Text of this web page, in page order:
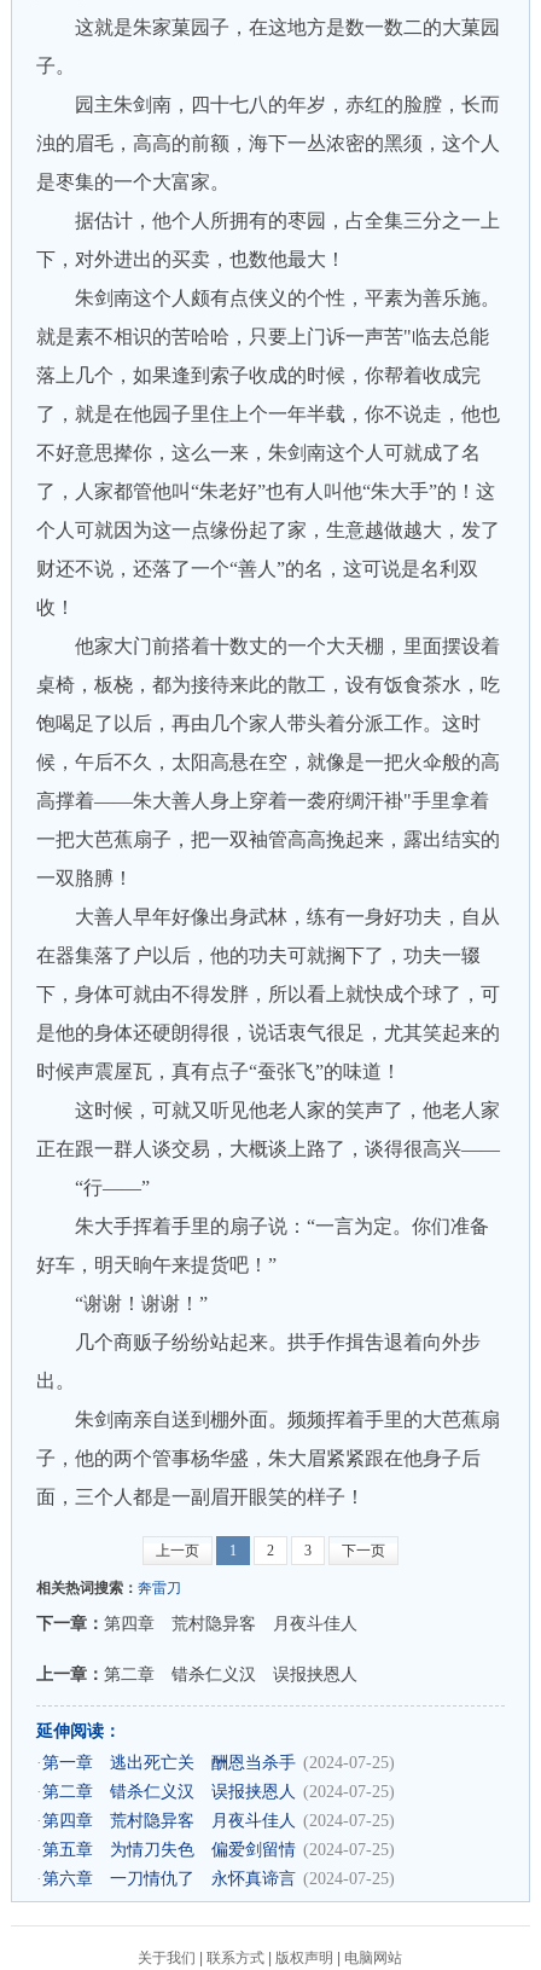
这就是朱家菓园子，在这地方是数一数二的大菓园
子。
园主朱剑南，四十七八的年岁，赤红的脸膛，长而
浊的眉毛，高高的前额，海下一丛浓密的黑须，这个人
是枣集的一个大富家。
据估计，他个人所拥有的枣园，占全集三分之一上
下，对外进出的买卖，也数他最大！
朱剑南这个人颇有点侠义的个性，平素为善乐施。
就是素不相识的苦哈哈，只要上门诉一声苦"临去总能
落上几个，如果逢到索子收成的时候，你帮着收成完
了，就是在他园子里住上个一年半载，你不说走，他也
不好意思撵你，这么一来，朱剑南这个人可就成了名
了，人家都管他叫“朱老好”也有人叫他“朱大手”的！这
个人可就因为这一点缘份起了家，生意越做越大，发了
财还不说，还落了一个“善人”的名，这可说是名利双
收！
他家大门前搭着十数丈的一个大天棚，里面摆设着
桌椅，板桡，都为接待来此的散工，设有饭食茶水，吃
饱喝足了以后，再由几个家人带头着分派工作。这时
候，午后不久，太阳高悬在空，就像是一把火伞般的高
高撑着——朱大善人身上穿着一袭府绸汗褂"手里拿着
一把大芭蕉扇子，把一双袖管高高挽起来，露出结实的
一双胳膊！
大善人早年好像出身武林，练有一身好功夫，自从
在器集落了户以后，他的功夫可就搁下了，功夫一辍
下，身体可就由不得发胖，所以看上就快成个球了，可
是他的身体还硬朗得很，说话衷气很足，尤其笑起来的
时候声震屋瓦，真有点子“蚕张飞”的味道！
这时候，可就又听见他老人家的笑声了，他老人家
正在跟一群人谈交易，大概谈上路了，谈得很高兴——
“行——”
朱大手挥着手里的扇子说：“一言为定。你们准备
好车，明天晌午来提货吧！”
“谢谢！谢谢！”
几个商贩子纷纷站起来。拱手作揖吿退着向外步
出。
朱剑南亲自送到棚外面。频频挥着手里的大芭蕉扇
子，他的两个管事杨华盛，朱大眉紧紧跟在他身子后
面，三个人都是一副眉开眼笑的样子！
上一页 1 2 3 下一页
相关热词搜索： 奔雷刀
下一章： 第四章 荒村隐异客 月夜斗佳人
上一章： 第二章 错杀仁义汉 误报挟恩人
延伸阅读：
·第一章 逃出死亡关 酬恩当杀手 (2024-07-25)
·第二章 错杀仁义汉 误报挟恩人 (2024-07-25)
·第四章 荒村隐异客 月夜斗佳人 (2024-07-25)
·第五章 为情刀失色 偏爱剑留情 (2024-07-25)
·第六章 一刀情仇了 永怀真谛言 (2024-07-25)
关于我们 |联系方式 版权声明 电脑网站